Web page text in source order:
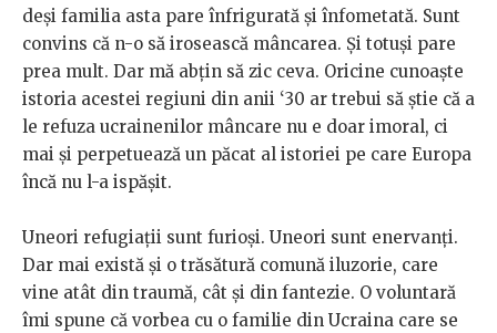
deși familia asta pare înfrigurată și înfometată. Sunt
convins că n-o să irosească mâncarea. Și totuși pare
prea mult. Dar mă abțin să zic ceva. Oricine cunoaște
istoria acestei regiuni din anii ‘30 ar trebui să știe că a
le refuza ucrainenilor mâncare nu e doar imoral, ci
mai și perpetuează un păcat al istoriei pe care Europa
încă nu l-a ispășit.
Uneori refugiații sunt furioși. Uneori sunt enervanți.
Dar mai există și o trăsătură comună iluzorie, care
vine atât din traumă, cât și din fantezie. O voluntară
îmi spune că vorbea cu o familie din Ucraina care se